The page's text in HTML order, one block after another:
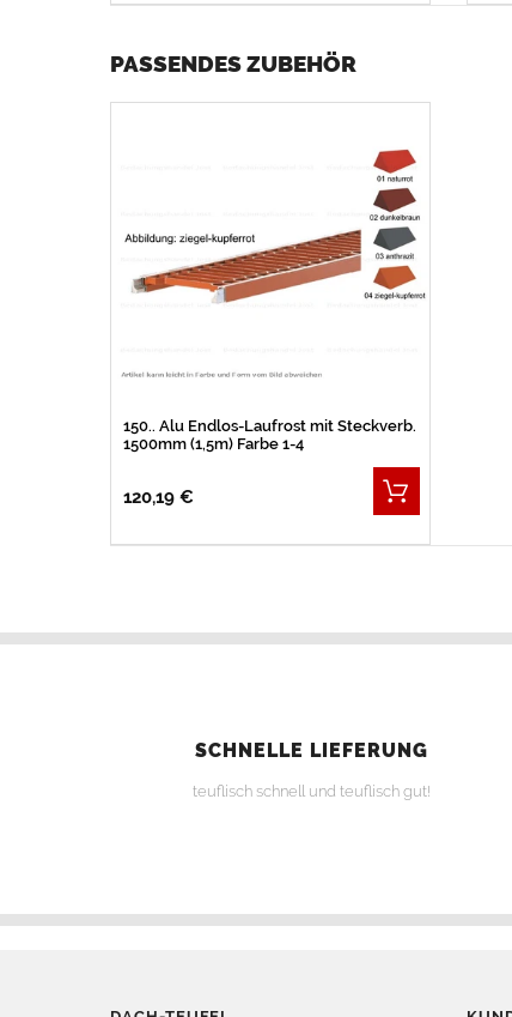
PASSENDES ZUBEHÖR
150.. Alu Endlos-Laufrost mit Steckverb.
1500mm (1,5m) Farbe 1-4
120,19 €
SCHNELLE LIEFERUNG
teuflisch schnell und teuflisch gut!